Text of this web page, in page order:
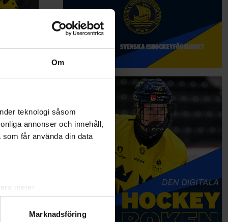
Om
teknologi såsom
annonser och innehåll,
får använda din data
meter
. Du kan ändra
Marknadsföring
och
Sport and